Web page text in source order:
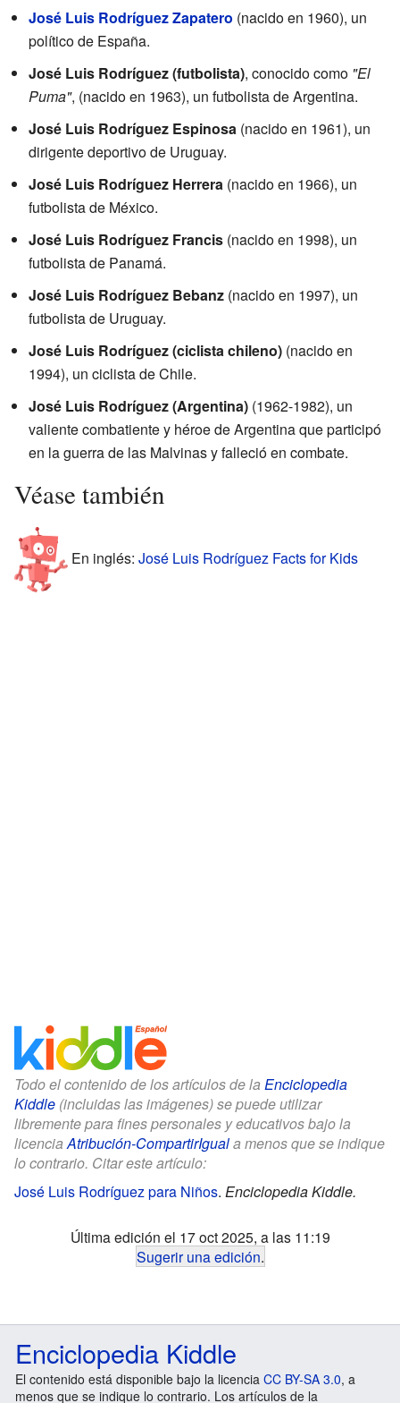
José Luis Rodríguez Zapatero (nacido en 1960), un
político de España.
José Luis Rodríguez (futbolista), conocido como "El
Puma", (nacido en 1963), un futbolista de Argentina.
José Luis Rodríguez Espinosa (nacido en 1961), un
dirigente deportivo de Uruguay.
José Luis Rodríguez Herrera (nacido en 1966), un
futbolista de México.
José Luis Rodríguez Francis (nacido en 1998), un
futbolista de Panamá.
José Luis Rodríguez Bebanz (nacido en 1997), un
futbolista de Uruguay.
José Luis Rodríguez (ciclista chileno) (nacido en
1994), un ciclista de Chile.
José Luis Rodríguez (Argentina) (1962-1982), un
valiente combatiente y héroe de Argentina que participó
en la guerra de las Malvinas y falleció en combate.
Véase también
En inglés: José Luis Rodríguez Facts for Kids
Todo el contenido de los artículos de la Enciclopedia
Kiddle (incluidas las imágenes) se puede utilizar
libremente para fines personales y educativos bajo la
licenciaAtribución-CompartirIguala menos que se indique
lo contrario. Citar este artículo:
José Luis Rodríguez para Niños. Enciclopedia Kiddle.
Última edición el 17 oct 2025, a las 11:19
Sugerir una edición.
Enciclopedia Kiddle
El contenido está disponible bajo la licencia CC BY-SA 3.0, a
menos que se indique lo contrario. Los artículos de la